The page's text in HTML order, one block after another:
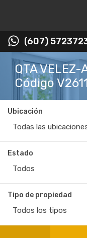
(607)
QTA VELEZ-
Código
Ubicación
Todas las
Estado
Todos
Tipo de propiedad
Todos los tipos